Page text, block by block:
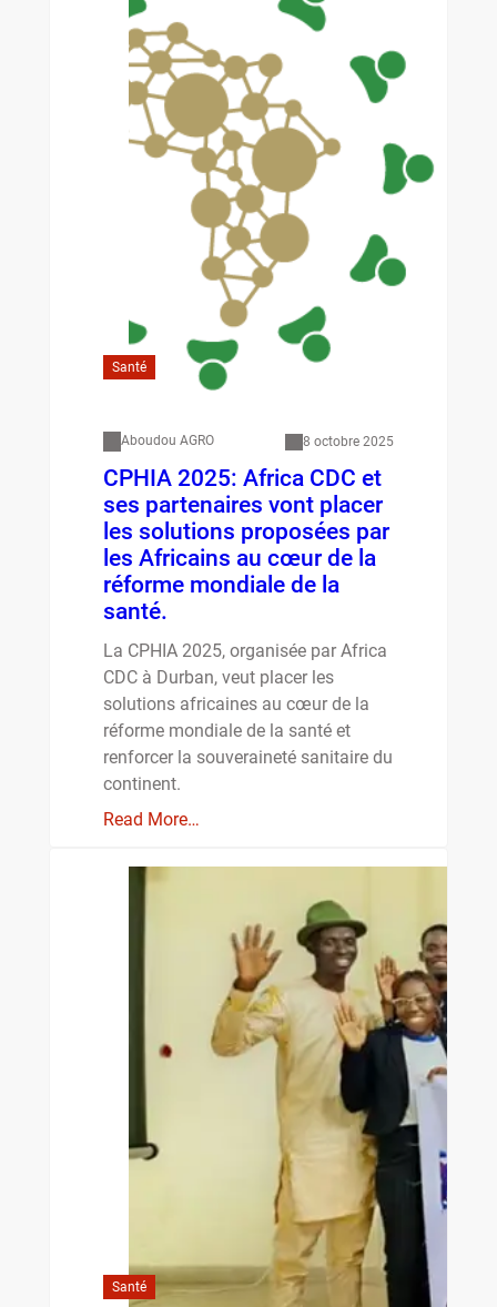
Santé
Aboudou AGRO 8 octobre 2025
CPHIA 2025: Africa CDC et
ses partenaires vont placer
les solutions proposées par
les Africains au cœur de la
réforme mondiale de la
santé.
La CPHIA 2025, organisée par Africa
CDC à Durban, veut placer les
solutions africaines au cœur de la
réforme mondiale de la santé et
renforcer la souveraineté sanitaire du
continent.
Read More…
Santé